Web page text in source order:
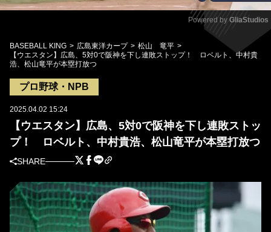
Mute
Powered by GliaStudios
BASEBALL KING 広島東洋カープ
松山 竜平
【ウエスタン】広島、5対0で阪神を下し連敗ストップ！ ロベルト、中村貴
浩、松山竜平が本塁打放つ
プロ野球・NPB
2025.04.02 15:24
【ウエスタン】広島、5対0で阪神を下し連敗ストッ
プ！ ロベルト、中村貴浩、松山竜平が本塁打放つ
SHARE